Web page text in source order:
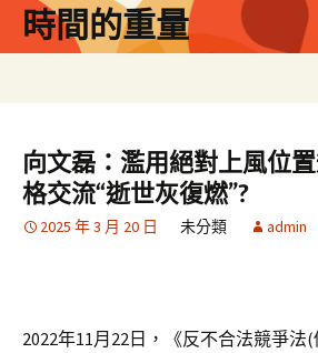
時間的重量
向文磊：濫用絕對上風位
格交流“逝世灰復燃”?
2025 年 3 月 20 日 未分類 admin
2022年11月22日，《反不合法競爭法